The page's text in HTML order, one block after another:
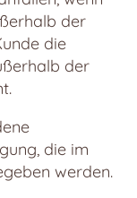
der
die
der
die im
werden.